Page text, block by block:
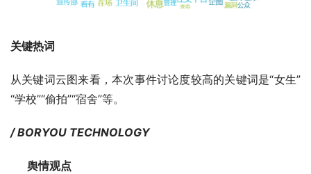
关键热词
从关键词云图来看，本次事件讨论度较高的关键词是“女生”
“学校”“偷拍”“宿舍”等。
/ BORYOU TECHNOLOGY
舆情观点